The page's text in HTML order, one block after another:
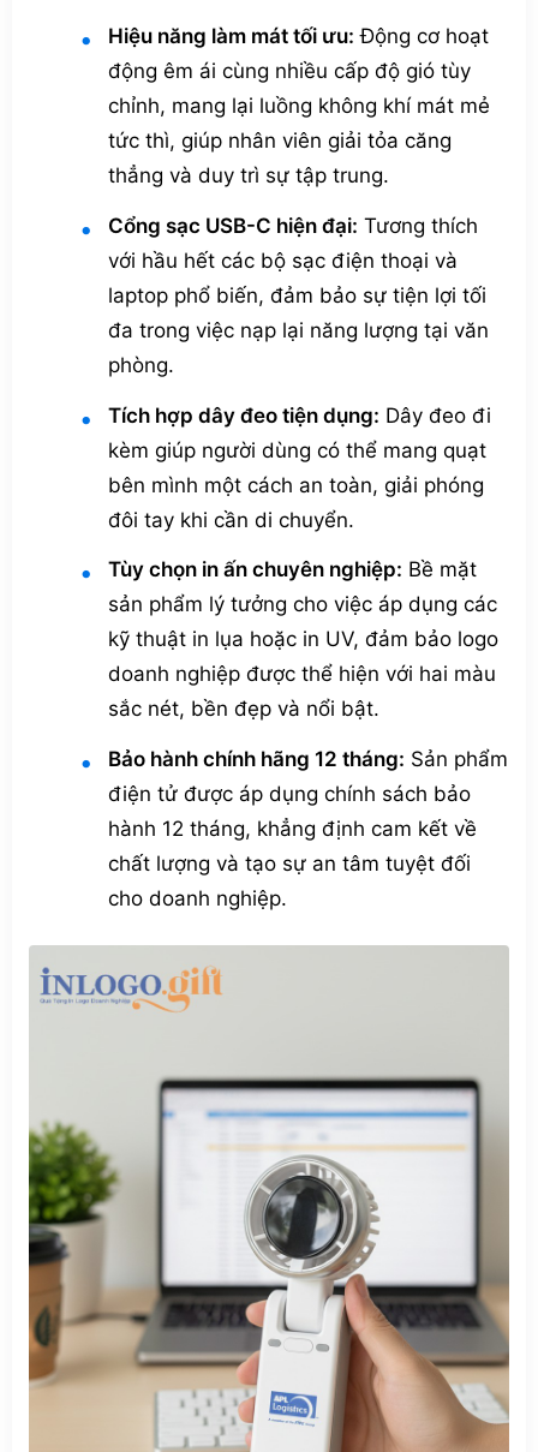
Hiệu năng làm mát tối ưu: Động cơ hoạt
động êm ái cùng nhiều cấp độ gió tùy
chỉnh, mang lại luồng không khí mát mẻ
tức thì, giúp nhân viên giải tỏa căng
thẳng và duy trì sự tập trung.
Cổng sạc USB-C hiện đại: Tương thích
với hầu hết các bộ sạc điện thoại và
laptop phổ biến, đảm bảo sự tiện lợi tối
đa trong việc nạp lại năng lượng tại văn
phòng.
Tích hợp dây đeo tiện dụng: Dây đeo đi
kèm giúp người dùng có thể mang quạt
bên mình một cách an toàn, giải phóng
đôi tay khi cần di chuyển.
Tùy chọn in ấn chuyên nghiệp: Bề mặt
sản phẩm lý tưởng cho việc áp dụng các
kỹ thuật in lụa hoặc in UV, đảm bảo logo
doanh nghiệp được thể hiện với hai màu
sắc nét, bền đẹp và nổi bật.
Bảo hành chính hãng 12 tháng: Sản phẩm
điện tử được áp dụng chính sách bảo
hành 12 tháng, khẳng định cam kết về
chất lượng và tạo sự an tâm tuyệt đối
cho doanh nghiệp.